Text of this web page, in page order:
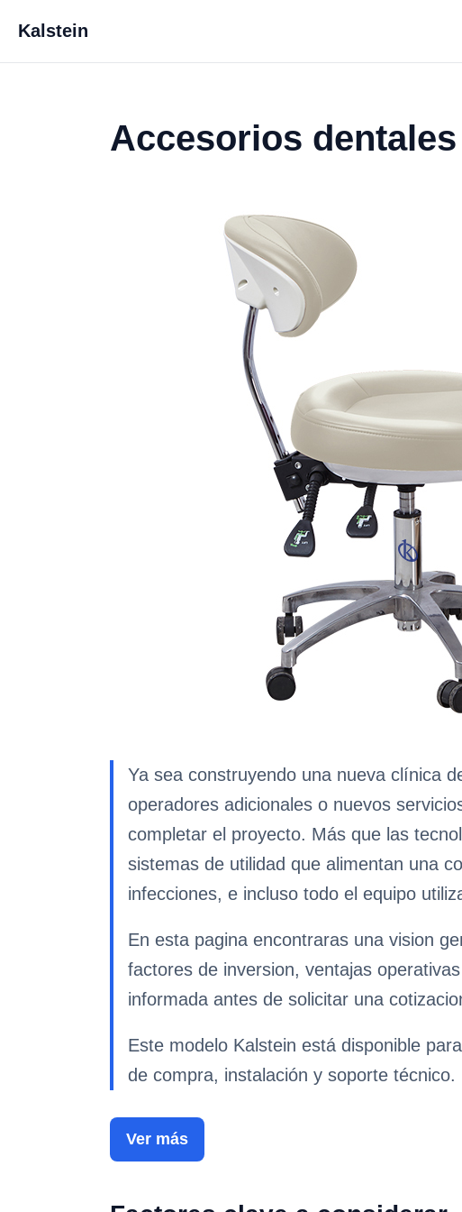
Kalstein
Accesorios dentales
Ya sea construyendo una nueva clínica
operadores adicionales o nuevos
completar el proyecto. Más que las
sistemas de utilidad que alimentan una
infecciones, e incluso todo el equipo
En esta pagina encontraras una vision
factores de inversion, ventajas
informada antes de solicitar una
Este modelo Kalstein está disponible
de compra, instalación y soporte técnico.
Ver más